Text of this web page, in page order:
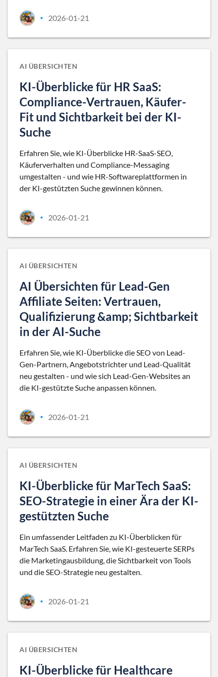
• 2026-01-21
AI ÜBERSICHTEN
KI-Überblicke für HR SaaS:
Compliance-Vertrauen, Käufer-
Fit und Sichtbarkeit bei der KI-
Suche
Erfahren Sie, wie KI-Überblicke HR-SaaS-SEO,
Käuferverhalten und Compliance-Messaging
umgestalten - und wie HR-Softwareplattformen in
der KI-gestützten Suche gewinnen können.
• 2026-01-21
AI ÜBERSICHTEN
AI Übersichten für Lead-Gen
Affiliate Seiten: Vertrauen,
Qualifizierung &amp; Sichtbarkeit
in der AI-Suche
Erfahren Sie, wie KI-Überblicke die SEO von Lead-
Gen-Partnern, Angebotstrichter und Lead-Qualität
neu gestalten - und wie sich Lead-Gen-Websites an
die KI-gestützte Suche anpassen können.
• 2026-01-21
AI ÜBERSICHTEN
KI-Überblicke für MarTech SaaS:
SEO-Strategie in einer Ära der KI-
gestützten Suche
Ein umfassender Leitfaden zu KI-Überblicken für
MarTech SaaS. Erfahren Sie, wie KI-gesteuerte SERPs
die Marketingausbildung, die Sichtbarkeit von Tools
und die SEO-Strategie neu gestalten.
• 2026-01-21
AI ÜBERSICHTEN
KI-Überblicke für Healthcare